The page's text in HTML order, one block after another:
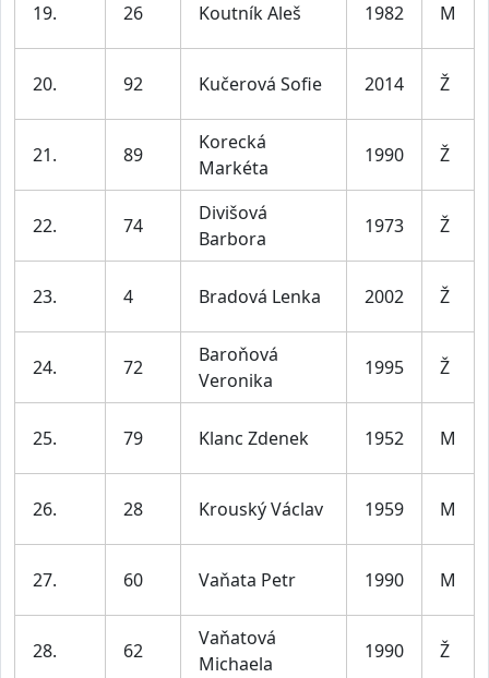
19. 26 Koutník Aleš 1982 M
20. 92 Kučerová Sofie 2014 Ž
21. 89
Korecká
Markéta
1990 Ž
22. 74
Divišová
Barbora
1973 Ž
23. 4 Bradová Lenka 2002 Ž
24. 72
Baroňová
Veronika
1995 Ž
25. 79 Klanc Zdenek 1952 M
26. 28 Krouský Václav 1959 M
27. 60 Vaňata Petr 1990 M
28. 62
Vaňatová
Michaela
1990 Ž